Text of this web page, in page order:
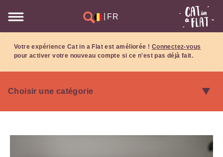
FR
Votre expérience Cat in a Flat est améliorée ! Connectez-vous
pour activer votre nouveau compte si ce n'est pas déjà fait.